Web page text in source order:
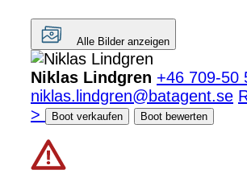
Alle Bilder anzeigen
Niklas Lindgren +46 709-50
niklas.lindgren@batagent.se
>
Boot verkaufen Boot bewerten